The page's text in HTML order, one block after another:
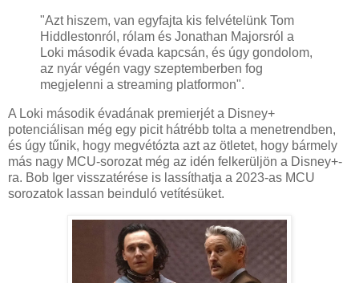
"Azt hiszem, van egyfajta kis felvételünk Tom
Hiddlestonról, rólam és Jonathan Majorsról a
Loki második évada kapcsán, és úgy gondolom,
az nyár végén vagy szeptemberben fog
megjelenni a streaming platformon".
A Loki második évadának premierjét a Disney+
potenciálisan még egy picit hátrébb tolta a menetrendben,
és úgy tűnik, hogy megvétózta azt az ötletet, hogy bármely
más nagy MCU-sorozat még az idén felkerüljön a Disney+-
ra. Bob Iger visszatérése is lassíthatja a 2023-as MCU
sorozatok lassan beinduló vetítésüket.